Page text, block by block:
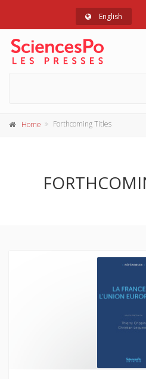
English
Home Forthcoming Titles